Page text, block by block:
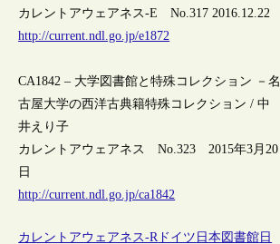
カレントアウェアネス-E No.317 2016.12.22
http://current.ndl.go.jp/e1872
CA1842 – 大学図書館と特殊コレクション －名
古屋大学の西洋古典籍特殊コレクション / 中
井えり子
カレントアウェアネス No.323 2015年3月20
日
http://current.ndl.go.jp/ca1842
カレントアウェアネス-R ドイツ 日本図書館日